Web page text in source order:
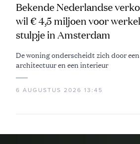
Bekende Nederlandse
wil € 4,5 miljoen voor
stulpje in Amsterdam
De woning onderscheidt zich door
architectuur en een interieur
6 AUGUSTUS 2026 13:45